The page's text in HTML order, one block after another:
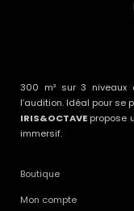
300 m² sur 3 niveaux
l’audition. Idéal pour se
IRIS&OCTAVE propose
immersif.
Boutique
Mon compte